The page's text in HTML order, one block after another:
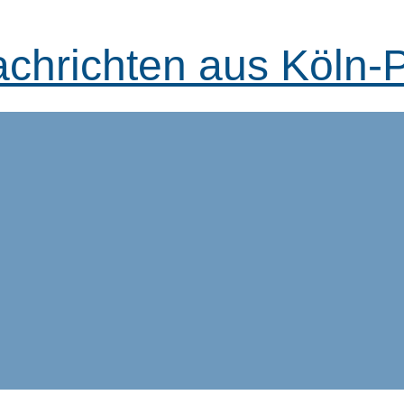
aus Köln-